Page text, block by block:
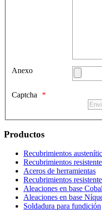
Anexo
Captcha
Productos
Recubrimientos
Recubrimientos
Aceros de herramientas
Recubrimientos
Aleaciones en base
Aleaciones en base
Soldadura para fundición